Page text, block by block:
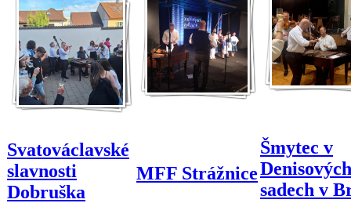
Svatováclavské
slavnosti
Dobruška
MFF Strážnice
Šmytec v
Denisových
sadech v